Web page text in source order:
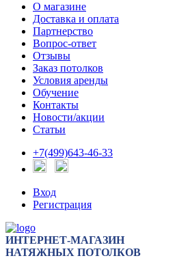
О магазине
Доставка и оплата
Партнерство
Вопрос-ответ
Отзывы
Заказ потолков
Условия аренды
Обучение
Контакты
Новости/акции
Статьи
+7(499)643-46-33
Вход
Регистрация
ИНТЕРНЕТ-МАГАЗИН
НАТЯЖНЫХ ПОТОЛКОВ